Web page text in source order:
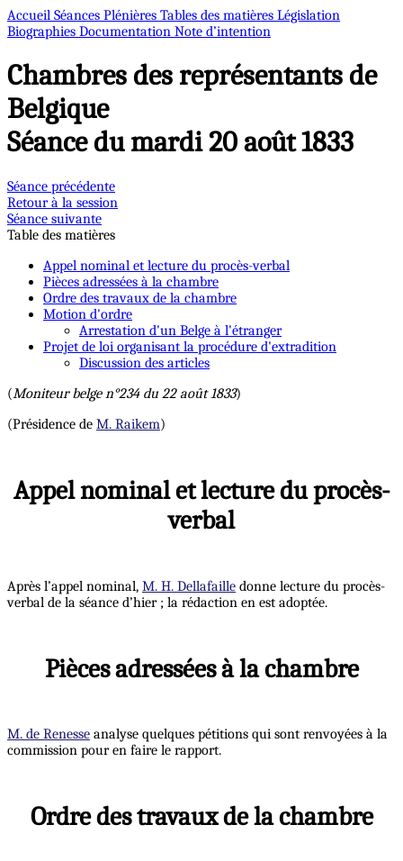
Accueil Séances Plénières Tables des matières Législation
Biographies Documentation Note d’intention
Chambres des représentants de
Belgique
Séance du mardi 20 août 1833
Séance précédente
Retour à la session
Séance suivante
Table des matières
Appel nominal et lecture du procès-verbal
Pièces adressées à la chambre
Ordre des travaux de la chambre
Motion d'ordre
Arrestation d'un Belge à l'étranger
Projet de loi organisant la procédure d'extradition
Discussion des articles
(Moniteur belge n°234 du 22 août 1833)
(Présidence de M. Raikem)
Appel nominal et lecture du procès-
verbal
Après l’appel nominal, M. H. Dellafaille donne lecture du procès-
verbal de la séance d’hier ; la rédaction en est adoptée.
Pièces adressées à la chambre
M. de Renesse analyse quelques pétitions qui sont renvoyées à la
commission pour en faire le rapport.
Ordre des travaux de la chambre